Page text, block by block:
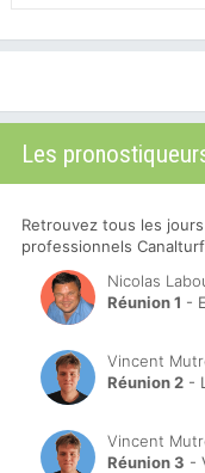
Les
Retrouvez tous les
professionnels Canalturf
Nicolas
Réunion 1 -
Vincent
Réunion 2 -
Vincent
Réunion 3 -